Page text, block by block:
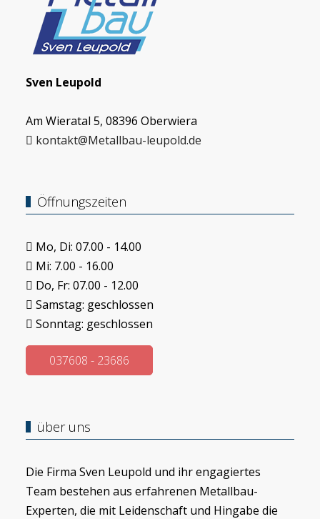
Sven Leupold
Am Wieratal 5, 08396 Oberwiera
kontakt@Metallbau-leupold.de
Öffnungszeiten
Mo, Di: 07.00 - 14.00
Mi: 7.00 - 16.00
Do, Fr: 07.00 - 12.00
Samstag: geschlossen
Sonntag: geschlossen
037608 - 23686
über uns
Die Firma Sven Leupold und ihr engagiertes
Team bestehen aus erfahrenen Metallbau-
Experten, die mit Leidenschaft und Hingabe die